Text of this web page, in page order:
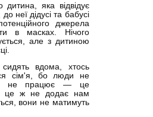
яка відвідує
неї дідусі та бабусі
джерела
в масках. Нічого
але з дитиною
вдома, хтось
сім'я, бо люди не
не працює — це
це ж не додає нам
вони не матимуть